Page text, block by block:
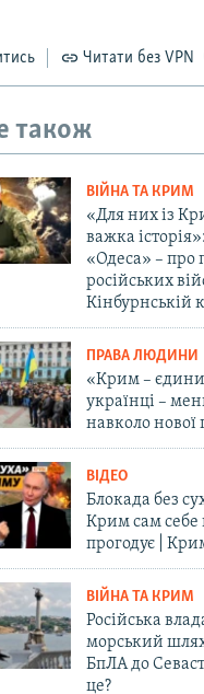
Читати без VPN
також
ВІЙНА ТА КРИМ
«Для них із
важка
«Одеса» – про
російських
Кінбурнській
ПРАВА ЛЮДИНИ
«Крим –
українці –
навколо нової
ВІДЕО
Блокада без
Крим сам себе
прогодує |
ВІЙНА ТА КРИМ
Російська
морський
БпЛА до
це?